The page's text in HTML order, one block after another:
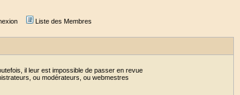
Liste des Membres
il leur est impossible de passer en revue
ou modérateurs, ou webmestres